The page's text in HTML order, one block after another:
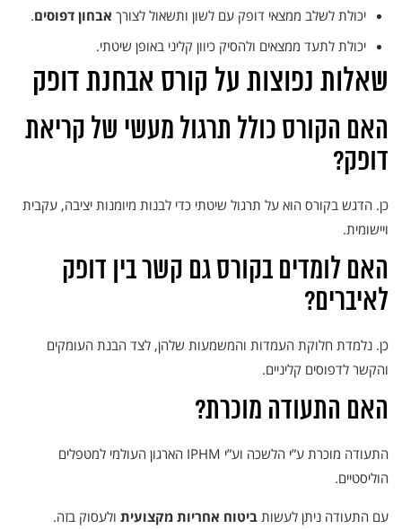
יכולת לשלב ממצאי דופק עם לשון ותשאול לצורך אבחון דפוסים.
יכולת לתעד ממצאים ולהסיק כיוון קליני באופן שיטתי.
שאלות נפוצות על קורס אבחנת דופק
האם הקורס כולל תרגול מעשי של קריאת
דופק?
כן. הדגש בקורס הוא על תרגול שיטתי כדי לבנות מיומנות יציבה, עקבית
ויישומית.
האם לומדים בקורס גם קשר בין דופק
לאיברים?
כן. נלמדת חלוקת העמדות והמשמעות שלהן, לצד הבנת העומקים
והקשר לדפוסים קליניים.
האם התעודה מוכרת?
התעודה מוכרת ע”י הלשכה וע”י IPHM הארגון העולמי למטפלים
הוליסטיים.
עם התעודה ניתן לעשות ביטוח אחריות מקצועית ולעסוק בזה.